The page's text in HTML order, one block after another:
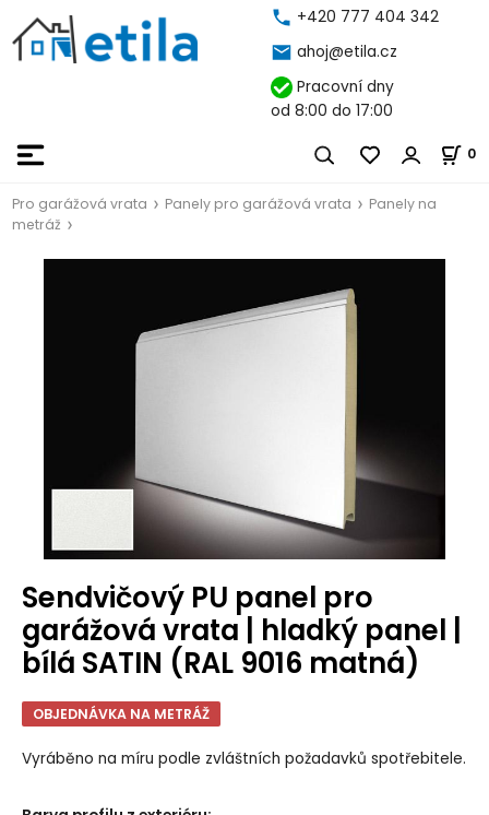
+420 777 404 342
ahoj@etila.cz
Pracovní dny
od 8:00 do 17:00
0
Pro garážová vrata Panely pro garážová vrata
Panely na
metráž
Sendvičový PU panel pro
garážová vrata | hladký panel |
bílá SATIN (RAL 9016 matná)
OBJEDNÁVKA NA METRÁŽ
Vyráběno na míru podle zvláštních požadavků spotřebitele.